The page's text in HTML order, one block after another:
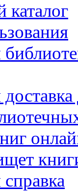
каталог